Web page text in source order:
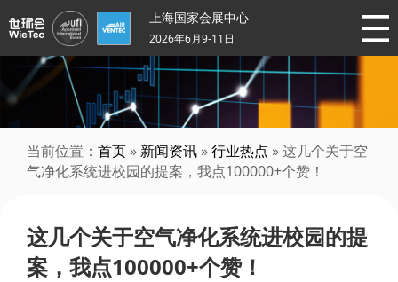
上海国家会展中心
2026年6月9-11日
当前位置： 首页 » 新闻资讯 »行业热点 » 这几个关于空
气净化系统进校园的提案，我点100000+个赞！
这几个关于空气净化系统进校园的提
案，我点100000+个赞！